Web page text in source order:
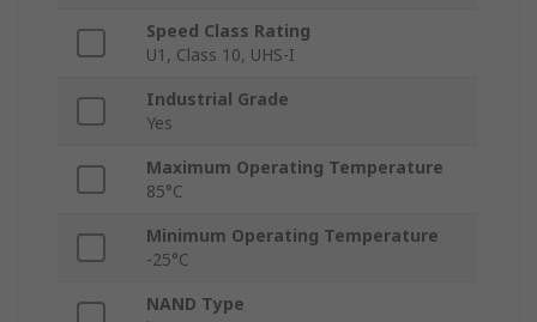
Speed Class Rating
U1, Class 10, UHS-I
Industrial Grade
Yes
Maximum Operating Temperature
85°C
Minimum Operating Temperature
-25°C
NAND Type